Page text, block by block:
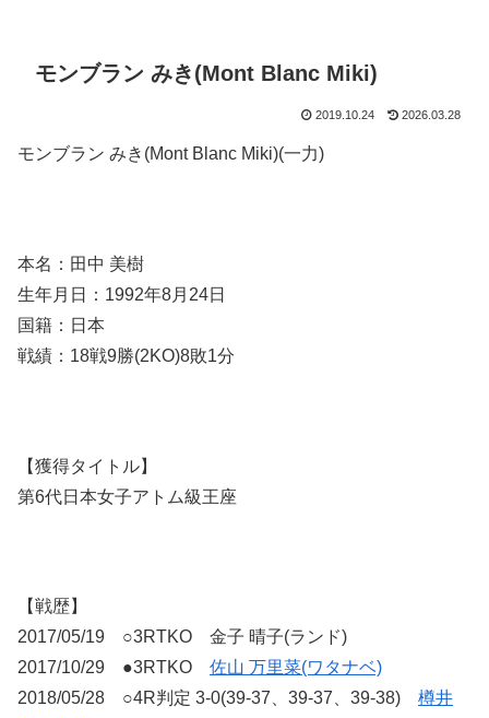
モンブラン みき(Mont Blanc Miki)
2019.10.24 2026.03.28
モンブラン みき(Mont Blanc Miki)(一力)
本名：田中 美樹
生年月日：1992年8月24日
国籍：日本
戦績：18戦9勝(2KO)8敗1分
【獲得タイトル】
第6代日本女子アトム級王座
【戦歴】
2017/05/19 ○3RTKO 金子 晴子(ランド)
2017/10/29 ●3RTKO 佐山 万里菜(ワタナベ)
2018/05/28 ○4R判定 3-0(39-37、39-37、39-38) 樽井